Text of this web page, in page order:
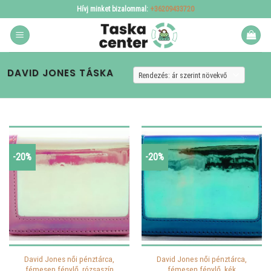
to
content
Hívj minket bizalommal: +36209433720
DAVID JONES TÁSKA
-20%
David Jones női pénztárca,
fémesen fénylő, rózsaszín
-20%
David Jones női pénztárca,
fémesen fénylő, kék